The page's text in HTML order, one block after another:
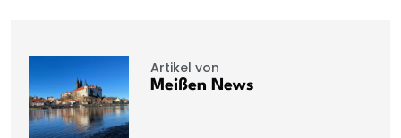
Artikel von
Meißen News